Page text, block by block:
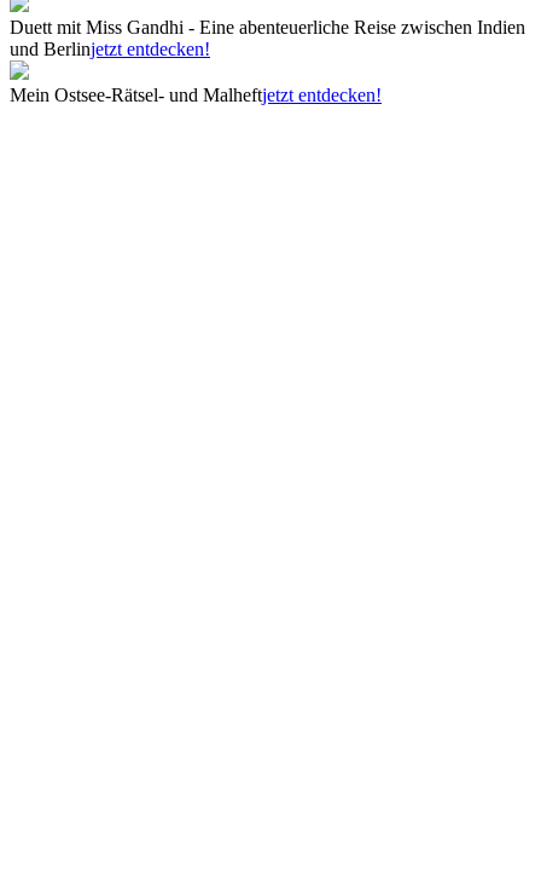
Duett mit Miss Gandhi - Eine abenteuerliche Reise zwischen Indien
und Berlinjetzt entdecken!
Mein Ostsee-Rätsel- und Malheftjetzt entdecken!